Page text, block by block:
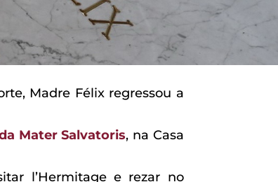
Madre Félix regressou a
Mater Salvatoris, na Casa
l’Hermitage e rezar no